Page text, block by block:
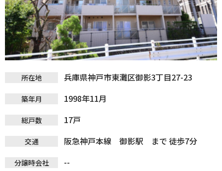
所在地 兵庫県神戸市東灘区御影3丁目27-23
築年月 1998年11月
総戸数 17戸
交通 阪急神戸本線 御影駅 まで 徒歩7分
分譲時会社 --